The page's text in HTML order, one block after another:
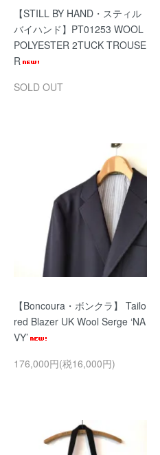
【STILL BY HAND・スティル
バイハンド】PT01253 WOOL
POLYESTER 2TUCK TROUSE
R
SOLD OUT
【Boncoura・ボンクラ】 Tailo
red Blazer UK Wool Serge ‘NA
VY’
176,000円(税16,000円)